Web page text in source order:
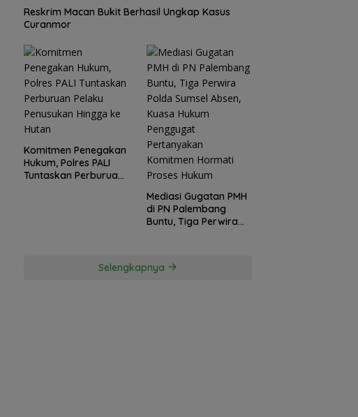
Reskrim Macan Bukit Berhasil Ungkap Kasus
Curanmor
Komitmen Penegakan
Hukum, Polres PALI
Tuntaskan Perburuan
Mediasi Gugatan PMH
di PN Palembang
Buntu, Tiga Perwira
Pertanyakan
Selengkapnya